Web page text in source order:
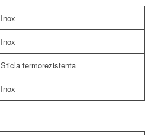
Inox
Inox
Sticla termorezistenta
Inox